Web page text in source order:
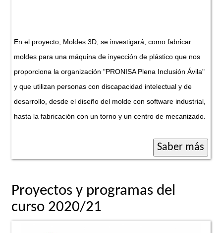
En el proyecto, Moldes 3D, se investigará, como fabricar
moldes para una máquina de inyección de plástico que nos
proporciona la organización "PRONISA Plena Inclusión Ávila"
y que utilizan personas con discapacidad intelectual y de
desarrollo, desde el diseño del molde con software industrial,
hasta la fabricación con un torno y un centro de mecanizado.
Proyectos y programas del
curso 2020/21